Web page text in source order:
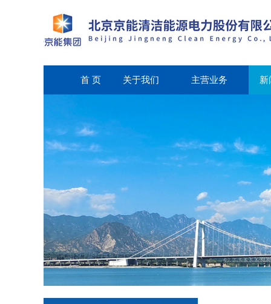
首 页 关于我们 主营业务 新